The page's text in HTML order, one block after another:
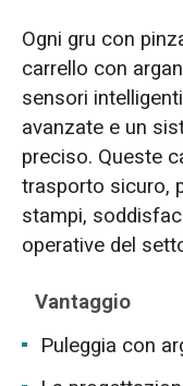
Ogni gru con
carrello con
sensori
avanzate e un
preciso. Queste
trasporto sicuro,
stampi,
operative del
Vantaggio
Puleggia con